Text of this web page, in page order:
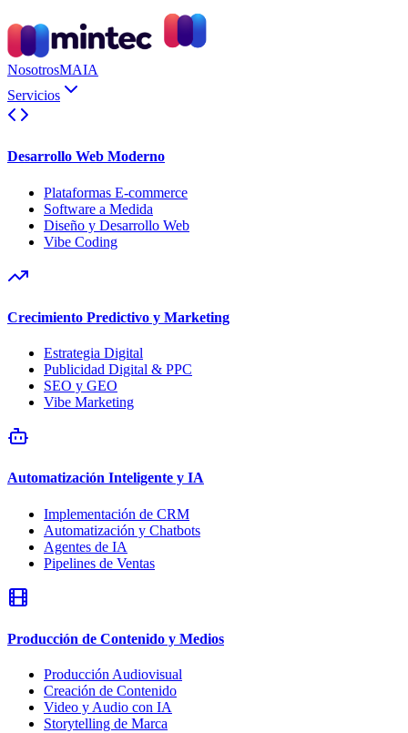
NosotrosMAIA
Servicios
Desarrollo Web Moderno
Plataformas E-commerce
Software a Medida
Diseño y Desarrollo Web
Vibe Coding
Crecimiento Predictivo y Marketing
Estrategia Digital
Publicidad Digital & PPC
SEO y GEO
Vibe Marketing
Automatización Inteligente y IA
Implementación de CRM
Automatización y Chatbots
Agentes de IA
Pipelines de Ventas
Producción de Contenido y Medios
Producción Audiovisual
Creación de Contenido
Video y Audio con IA
Storytelling de Marca